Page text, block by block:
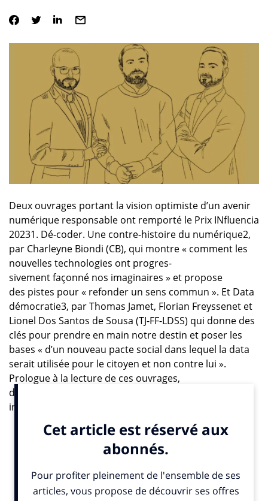
Deux ouvrages portant la vision optimiste d’un avenir
numérique responsable ont remporté le Prix INfluencia
20231. Dé-coder. Une contre-histoire du numérique2,
par Charleyne Biondi (CB), qui montre « comment les
nouvelles technologies ont progres-
sivement façonné nos imaginaires » et propose
des pistes pour « refonder un sens commun ». Et Data
démocratie3, par Thomas Jamet, Florian Freyssenet et
Lionel Dos Santos de Sousa (TJ-FF-LDSS) qui donne des
clés pour prendre en main notre destin et poser les
bases « d’un nouveau pacte social dans lequel la data
serait utilisée pour le citoyen et non contre lui ».
Prologue à la lecture de ces ouvrages,
dialogue improvisé entre gagnants : Charleyne Biondi
interroge les trois co-auteurs.
IN : Comment construire une « data démocratie »
européenne et souveraine quand l’immense majorité des
acteurs de la data intelligence sont non-Européens?
Dans Data Démocratie, nous décrivons comment créer
un écosystème de champions nationaux. Nous